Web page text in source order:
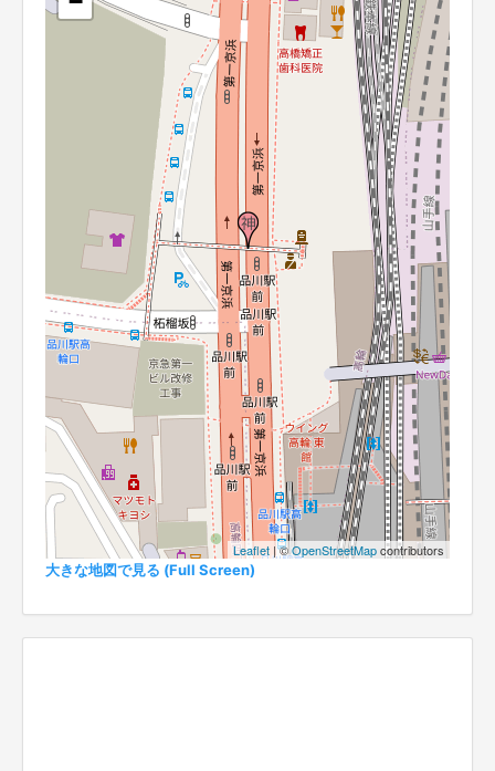
Leaflet | ©OpenStreetMapcontributors
大きな地図で見る (Full Screen)